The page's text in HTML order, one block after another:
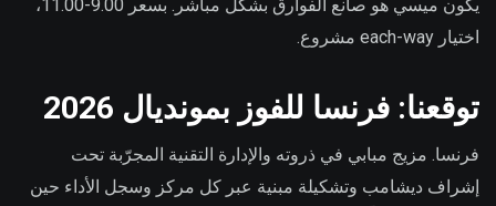
يكون ميسي هو صانع الفوارق بشكل مباشر. بسعر 9.00-11.00،
اختيار each-way مشروع.
توقعنا: فرنسا للفوز بمونديال 2026
فرنسا. مزيج مبابي في ذروته والإدارة التقنية المجرّبة تحت
إشراف ديشامب وتشكيلة مبنية عبر كل مركز وسجل الأداء حين